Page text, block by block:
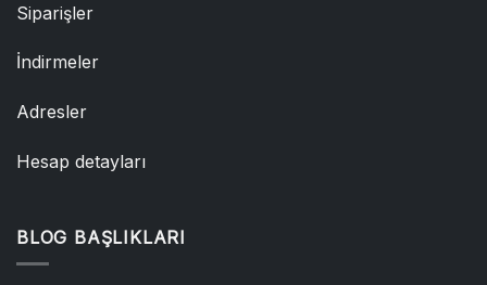
Siparişler
İndirmeler
Adresler
Hesap detayları
BLOG BAŞLIKLARI